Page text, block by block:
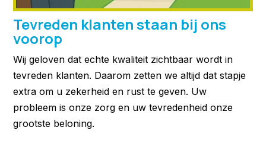
Tevreden klanten staan bij ons
voorop
Wij geloven dat echte kwaliteit zichtbaar wordt in
tevreden klanten. Daarom zetten we altijd dat stapje
extra om u zekerheid en rust te geven. Uw
probleem is onze zorg en uw tevredenheid onze
grootste beloning.